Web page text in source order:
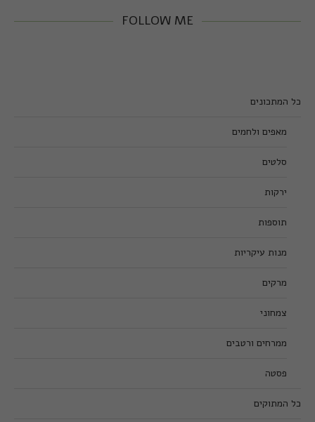
FOLLOW ME
כל המתכונים
מאפים ולחמים
סלטים
ירקות
תוספות
מנות עיקריות
מרקים
צמחוני
ממרחים ורטבים
פסטה
כל המתוקים